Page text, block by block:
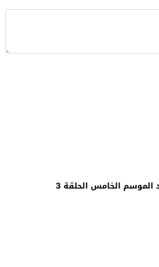
الخامس الحلقة 3